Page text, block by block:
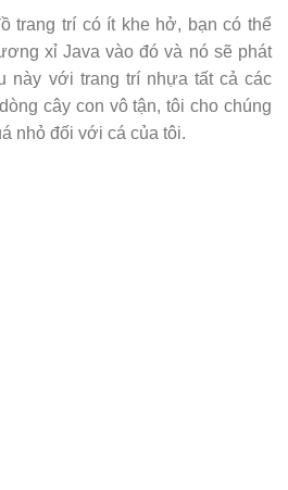
trang trí có ít khe hở, bạn có thể
xỉ Java vào đó và nó sẽ phát
này với trang trí nhựa tất cả các
cây con vô tận, tôi cho chúng
nhỏ đối với cá của tôi.